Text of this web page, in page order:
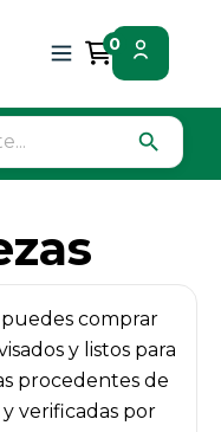
0
search
Reposacabezas
puedes comprar
y listos para
procedentes de
verificadas por